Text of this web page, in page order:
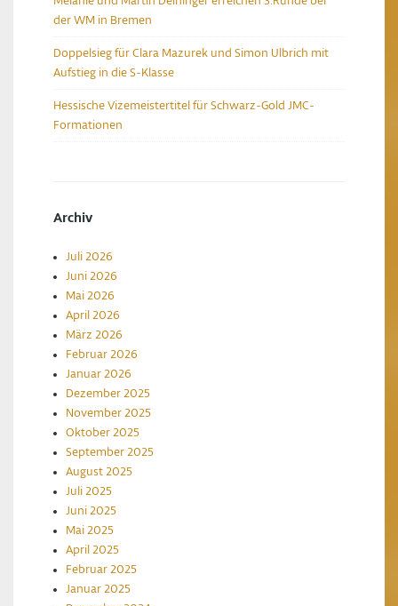
der WM in Bremen
Doppelsieg für Clara Mazurek und Simon Ulbrich mit
Aufstieg in die S-Klasse
Hessische Vizemeistertitel für Schwarz-Gold JMC-
Formationen
Archiv
Juli 2026
Juni 2026
Mai 2026
April 2026
März 2026
Februar 2026
Januar 2026
Dezember 2025
November 2025
Oktober 2025
September 2025
August 2025
Juli 2025
Juni 2025
Mai 2025
April 2025
Februar 2025
Januar 2025